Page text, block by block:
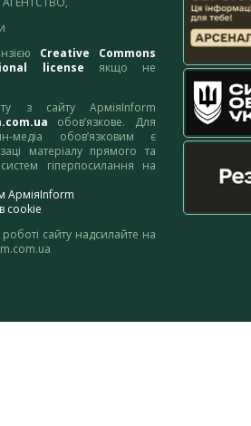
Creative Commons
license якщо не
з сайту АрміяInform
обов’язкове. Для
медіа обов’язковим є
матеріалу прямого та
гіперпосилання на
АрміяInform
cookie
сайту надсилайте на